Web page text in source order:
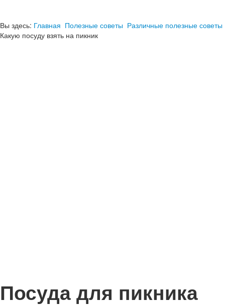
Вы здесь: Главная Полезные советы Различные полезные советы
Какую посуду взять на пикник
Посуда для пикника